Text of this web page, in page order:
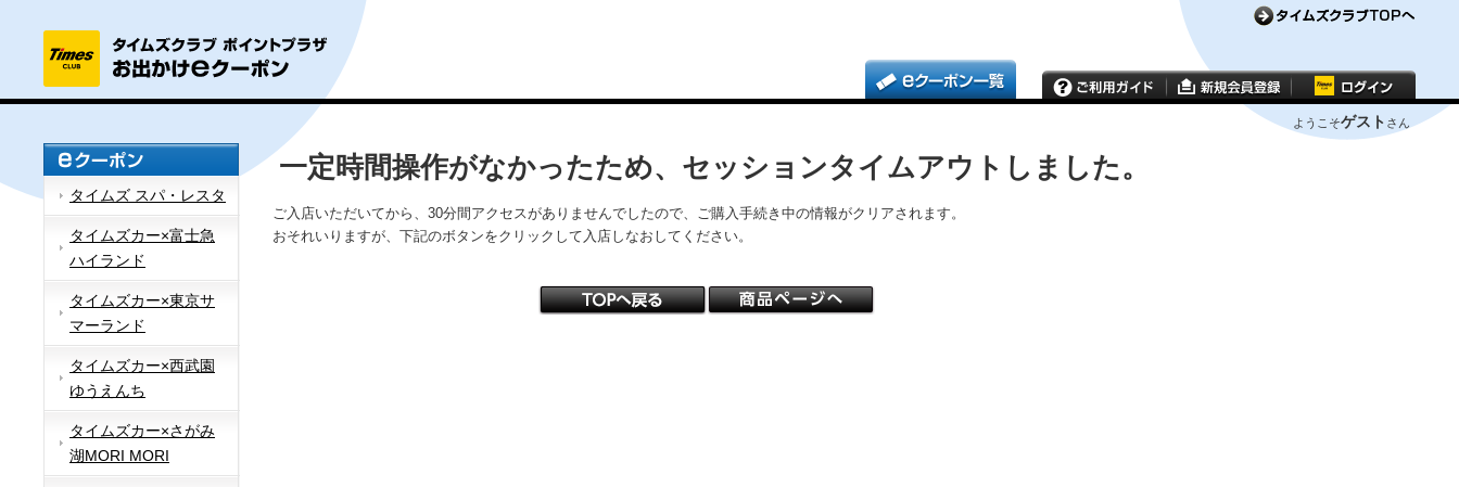
ようこそゲスト さん
タイムズ スパ・レスタ
タイムズカー×富士急
ハイランド
タイムズカー×東京サ
マーランド
タイムズカー×西武園
ゆうえんち
タイムズカー×さがみ
湖MORI MORI
一定時間操作がなかったため、セッションタイムアウトしました。
ご入店いただいてから、30分間アクセスがありませんでしたので、ご購入手続き中の情報がクリアされます。
おそれいりますが、下記のボタンをクリックして入店しなおしてください。